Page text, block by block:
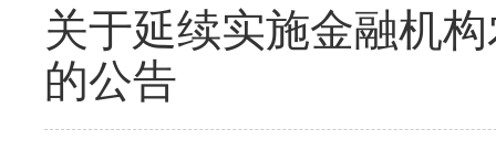
关于延续实施金融机
的公告